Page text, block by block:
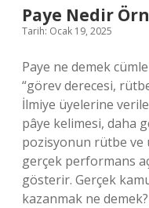
Paye Nedir
Tarih: Ocak 19, 2025
Paye ne demek
“görev derecesi,
İlmiye üyelerine
pâye kelimesi, daha
pozisyonun rütbe ve
gerçek performans
gösterir. Gerçek
kazanmak ne demek?